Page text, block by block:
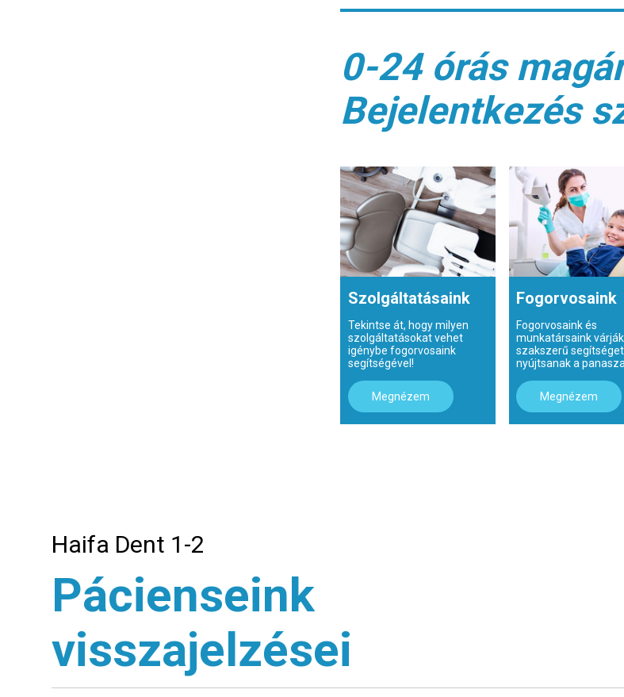
0-24 órás
Bejelentkezés
Szolgáltatásaink
Tekintse át, hogy milyen
szolgáltatásokat vehet
igénybe fogorvosaink
segítségével!
Megnézem
Fogorvosaink
Fogorvosaink és
munkatársaink
szakszerű segítséget
nyújtsanak a
Megnézem
Haifa Dent 1-2
Pácienseink
visszajelzései